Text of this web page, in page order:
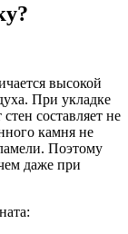
высокой
При укладке
составляет не
камня не
Поэтому
даже при